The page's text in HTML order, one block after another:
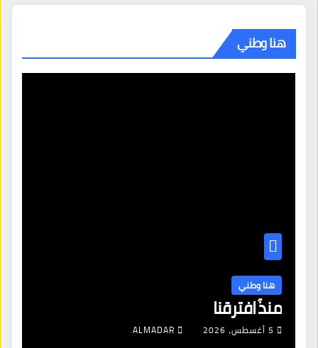
هنا وطني
هنا وطني
منذُ افترقنا
5 أغسطس، 2026 ALMADAR